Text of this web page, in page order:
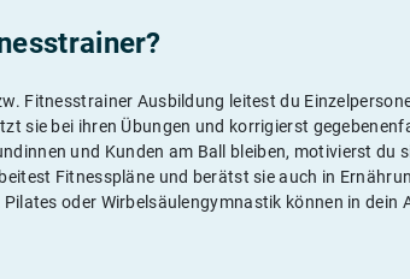
Fitnesstrainer Ausbildung leitest du
sie bei ihren Übungen und korrigierst
und Kunden am Ball bleiben, motivierst du
Fitnesspläne und berätst sie auch in
oder Wirbelsäulengymnastik können in dein